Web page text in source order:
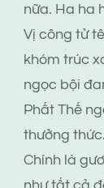
nữa. Ha ha
Vị công tử
khóm trúc
ngọc bội
Phất Thế
thưởng thức.
Chính là
như tất cả